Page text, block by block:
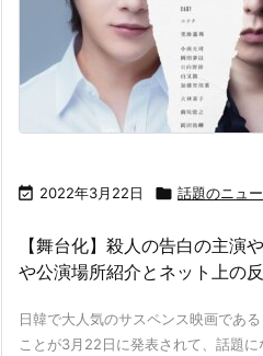
 2022年3月22日  話題のニュ
【舞台化】殺人の告白の主演
や公演場所紹介とネット上の
日韓で大人気のサスペンス映画であ
ことが3月22日に発表されて、話題